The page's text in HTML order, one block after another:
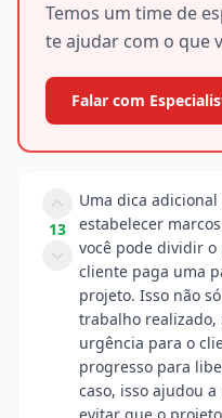
Temos um time de
te ajudar com o que
Falar com
13
Uma dica
estabelecer
você pode dividir
cliente paga uma
projeto. Isso não
trabalho realizado,
urgência para o
progresso para
caso, isso ajudou